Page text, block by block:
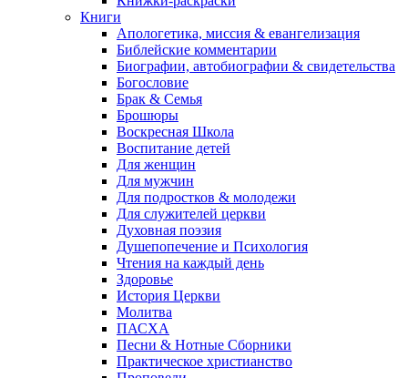
Книги
Апологетика, миссия & евангелизация
Библейские комментарии
Биографии, автобиографии & свидетельства
Богословие
Брак & Семья
Брошюры
Воскресная Школа
Воспитание детей
Для женщин
Для мужчин
Для подростков & молодежи
Для служителей церкви
Духовная поэзия
Душепопечение и Психология
Чтения на каждый день
Здоровье
История Церкви
Молитва
ПАСХА
Песни & Нотные Сборники
Практическое христианство